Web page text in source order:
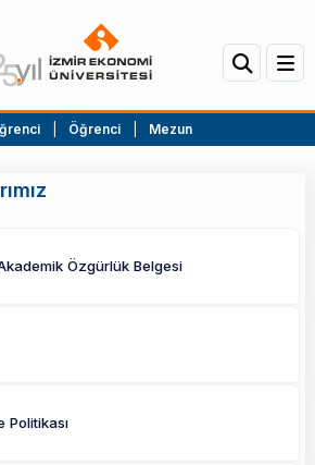
Öğrenci Mezun
Özgürlük Belgesi
Politikası